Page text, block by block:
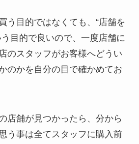
う目的ではなくても、“店舗を
う目的で良いので、一度店舗に
のスタッフがお客様へどうい
のかを自分の目で確かめてお
店舗が見つかったら、分から
う事は全てスタッフに購入前